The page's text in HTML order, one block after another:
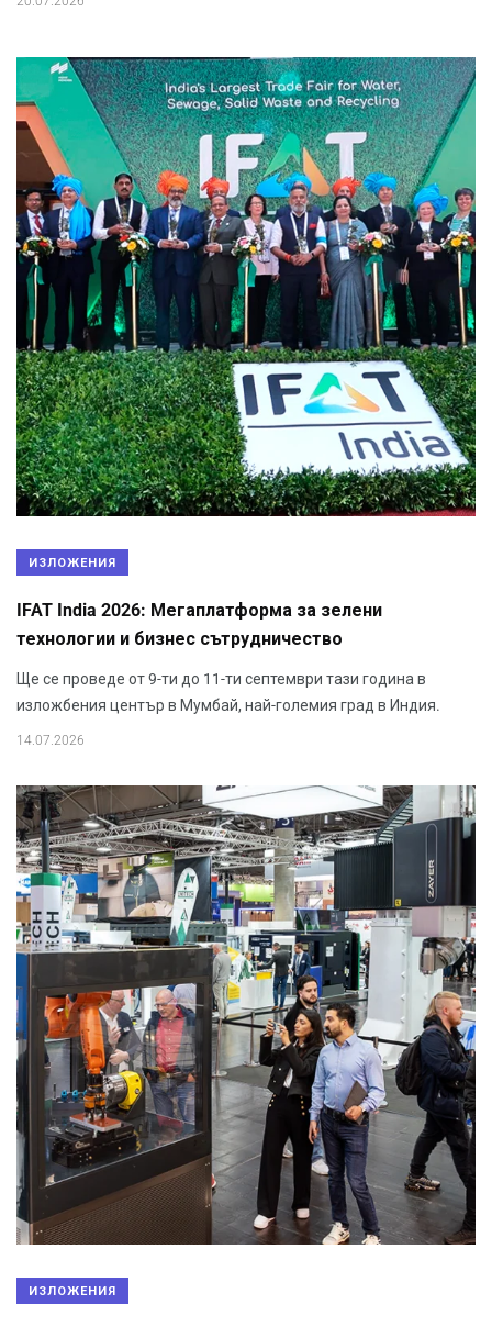
ИЗЛОЖЕНИЯ
IFAT India 2026: Мегаплатформа за зелени
технологии и бизнес сътрудничество
Ще се проведе от 9-ти до 11-ти септември тази година в
изложбения център в Мумбай, най-големия град в Индия.
14.07.2026
ИЗЛОЖЕНИЯ